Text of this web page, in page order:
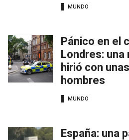
MUNDO
Pánico en el
Londres: una
hirió con
hombres
MUNDO
España: una